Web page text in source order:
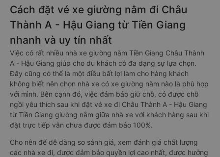
Cách đặt vé xe giường nằm đi Châu
Thành A - Hậu Giang từ Tiền Giang
nhanh và uy tín nhất
Việc có rất nhiều nhà xe giường nằm Tiền Giang Châu Thành
A - Hậu Giang giúp cho du khách có đa dạng sự lựa chọn.
Đây cũng có thể là một điều bất lợi làm cho hàng khách
không biết nên chọn nhà xe có xe giường nằm nào là phù hợp
với mình. Bên cạnh đó, việc đảm bảo giữ chỗ, có được chỗ
ngồi yêu thích sau khi đặt vé xe đi Châu Thành A - Hậu Giang
từ Tiền Giang giường nằm giữa nhà xe với khách hàng sau khi
đặt trực tiếp vẫn chưa được đảm bảo 100%.
Cho nên để dễ dàng so sánh giá, xem đánh giá chất lượng
các nhà xe đi, được đảm bảo quyền lợi cao nhất, được hưởng